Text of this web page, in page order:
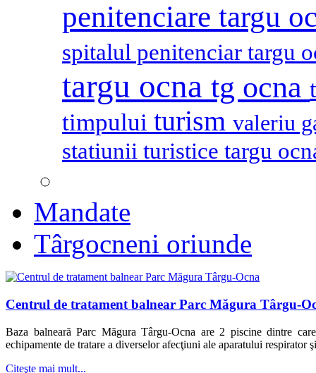
penitenciare targu
spitalul penitenciar targu
targu ocna tg ocna
timpului turism valeriu
statiunii turistice targu
Mandate
Târgocneni oriunde
Centrul de tratament balnear Parc Măgura Târgu-
Baza balneară Parc Măgura Târgu-Ocna are 2 piscine dintre
echipamente de tratare a diverselor afecţiuni ale aparatului respirator
Citeşte mai mult...